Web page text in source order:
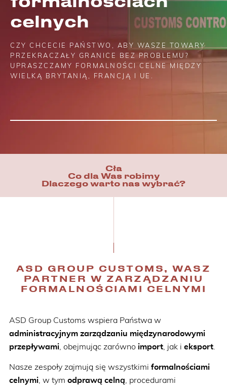
celnych
CZY CHCECIE PAŃSTWO, ABY WASZE TOWARY
PRZEKRACZAŁY GRANICE BEZ PROBLEMU?
UPRASZCZAMY FORMALNOŚCI CELNE MIĘDZY
WIELKĄ BRYTANIĄ, FRANCJĄ I UE.
Cła
Co dla Was robimy
Dlaczego warto nas wybrać?
ASD GROUP CUSTOMS, WASZ
PARTNER W ZARZĄDZANIU
FORMALNOŚCIAMI CELNYMI
ASD Group Customs wspiera Państwa w
administracyjnym zarządzaniu międzynarodowymi
przepływami, obejmując zarówno import, jak i eksport.
Nasze zespoły zajmują się wszystkimi formalnościami
celnymi, w tym odprawą celną , procedurami